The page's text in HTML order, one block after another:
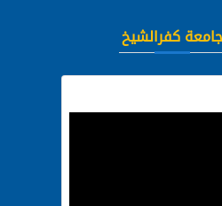
جامعة كفرالشيخ